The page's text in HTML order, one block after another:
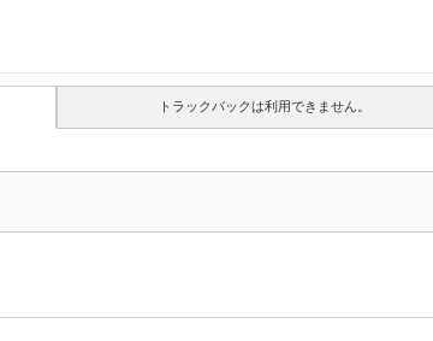
トラックバックは利用できません。